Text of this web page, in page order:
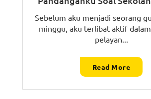
Sebelum aku menjadi seorang
minggu, aku terlibat aktif
pelayan...
Read More